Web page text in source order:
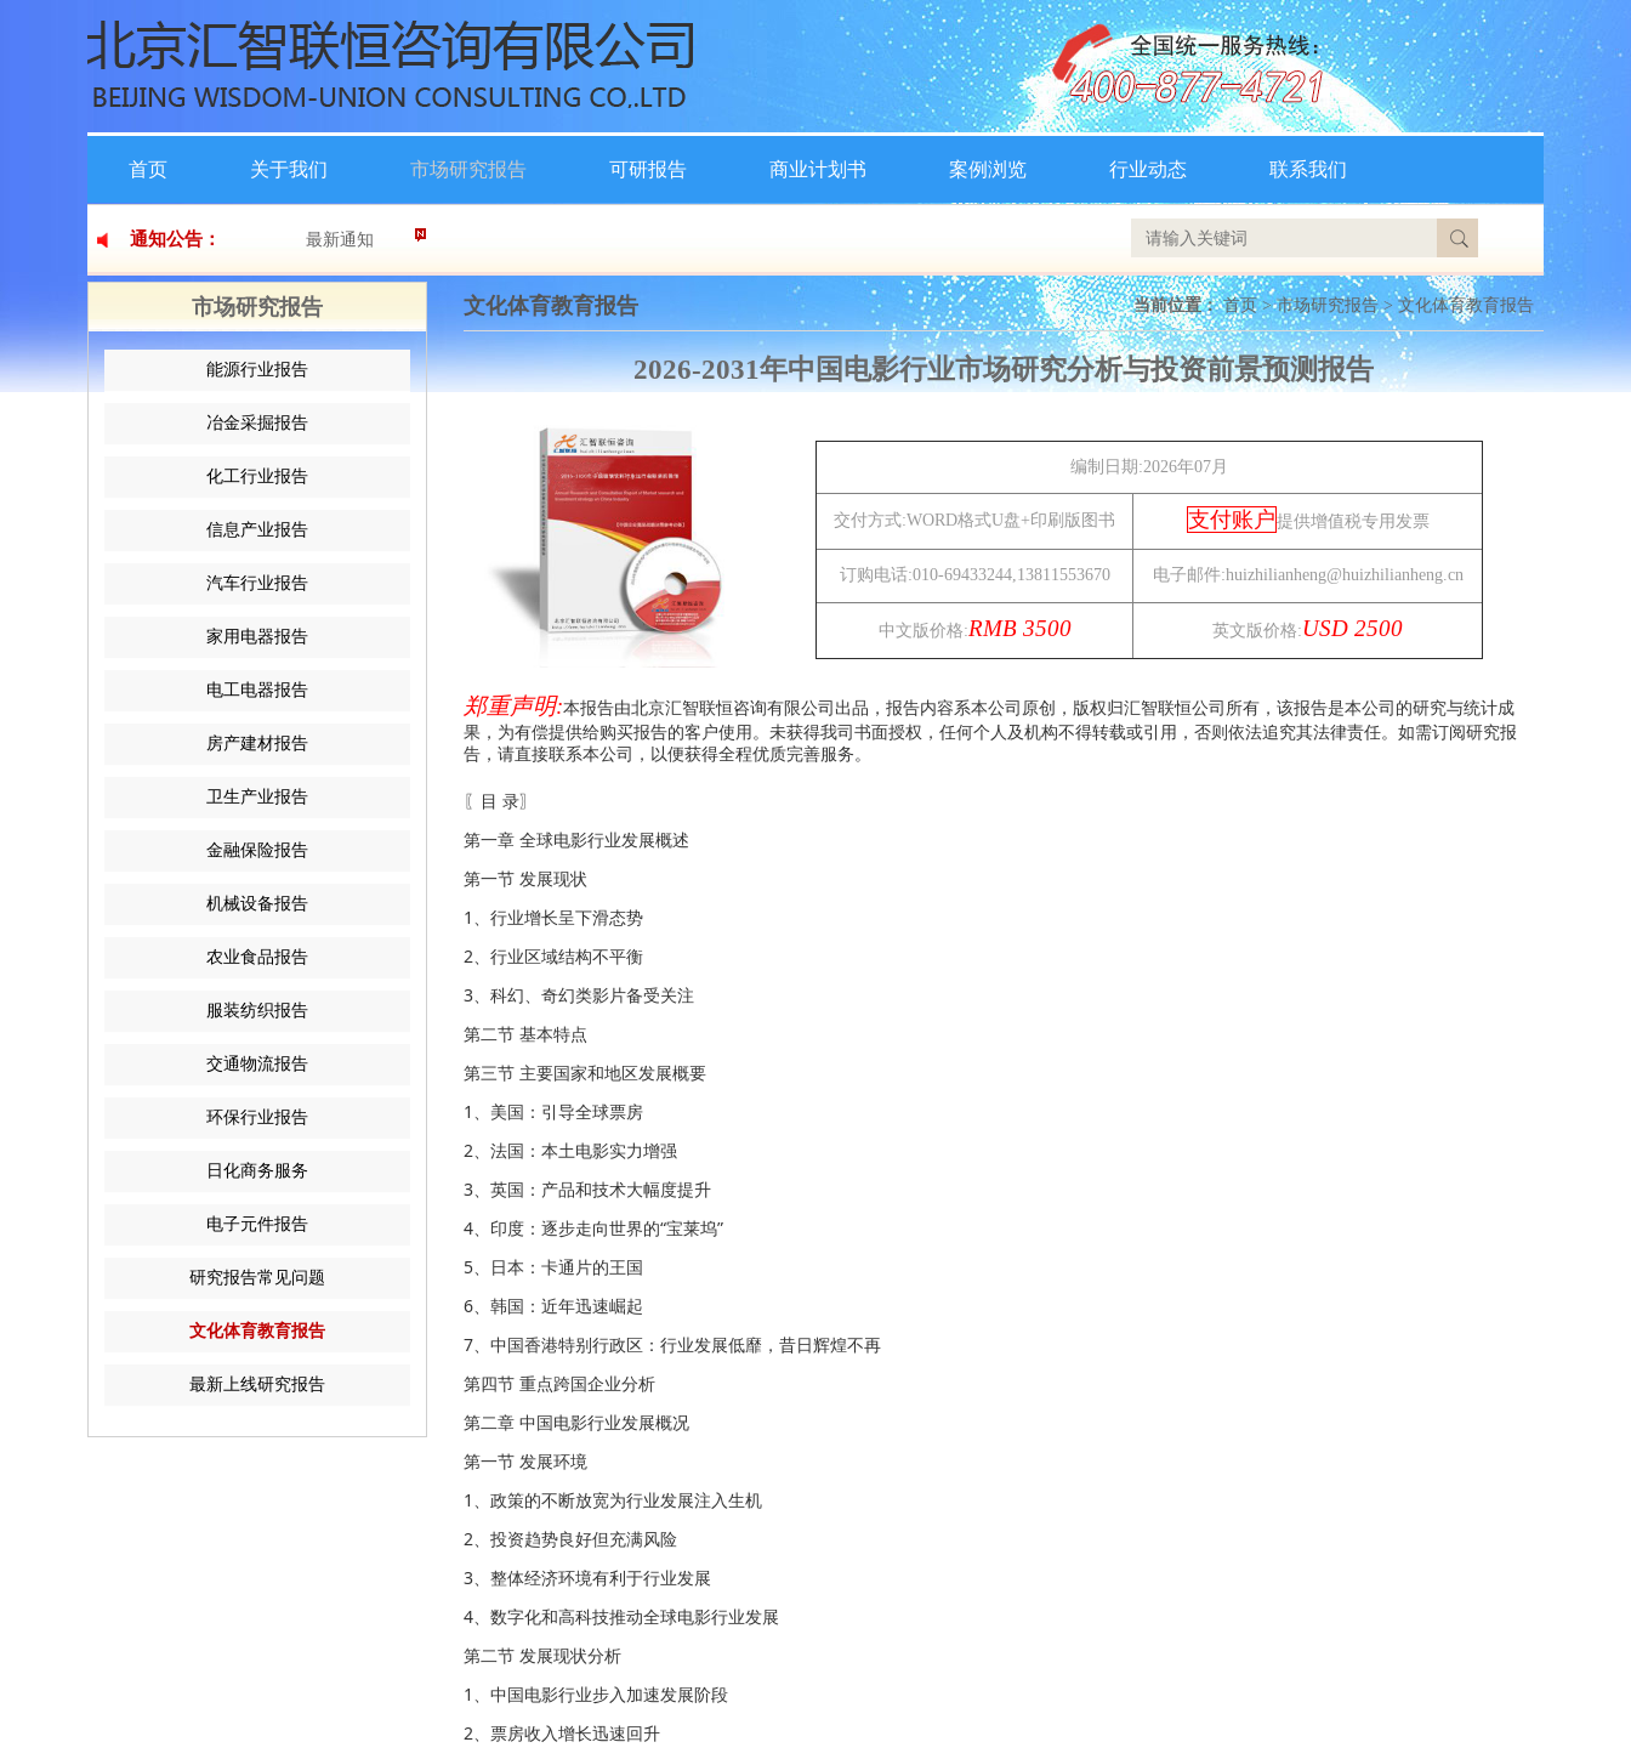
首页 关于我们 市场研究报告 可研报告 商业计划书 案例浏览 行业动态 联系我们
通知公告： 最新通知
市场研究报告
能源行业报告
冶金采掘报告
化工行业报告
信息产业报告
汽车行业报告
家用电器报告
电工电器报告
房产建材报告
卫生产业报告
金融保险报告
机械设备报告
农业食品报告
服装纺织报告
交通物流报告
环保行业报告
日化商务服务
电子元件报告
研究报告常见问题
文化体育教育报告
最新上线研究报告
当前位置： 首页>市场研究报告> 文化体育教育报告
文化体育教育报告
2026-2031年中国电影行业市场研究分析与投资前景预测报告
编制日期:2026年07月
交付方式:WORD格式U盘+印刷版图书 支付账户提供增值税专用发票
订购电话:010-69433244,13811553670 电子邮件:huizhilianheng@huizhilianheng.cn
中文版价格:RMB 3500 英文版价格:USD 2500
郑重声明:本报告由北京汇智联恒咨询有限公司出品，报告内容系本公司原创，版权归汇智联恒公司所有，该报告是本公司的研究与统计成
果，为有偿提供给购买报告的客户使用。未获得我司书面授权，任何个人及机构不得转载或引用，否则依法追究其法律责任。如需订阅研究报
告，请直接联系本公司，以便获得全程优质完善服务。
〖目 录〗
第一章 全球电影行业发展概述
第一节 发展现状
1、行业增长呈下滑态势
2、行业区域结构不平衡
3、科幻、奇幻类影片备受关注
第二节 基本特点
第三节 主要国家和地区发展概要
1、美国：引导全球票房
2、法国：本土电影实力增强
3、英国：产品和技术大幅度提升
4、印度：逐步走向世界的“宝莱坞”
5、日本：卡通片的王国
6、韩国：近年迅速崛起
7、中国香港特别行政区：行业发展低靡，昔日辉煌不再
第四节 重点跨国企业分析
第二章 中国电影行业发展概况
第一节 发展环境
1、政策的不断放宽为行业发展注入生机
2、投资趋势良好但充满风险
3、整体经济环境有利于行业发展
4、数字化和高科技推动全球电影行业发展
第二节 发展现状分析
1、中国电影行业步入加速发展阶段
2、票房收入增长迅速回升